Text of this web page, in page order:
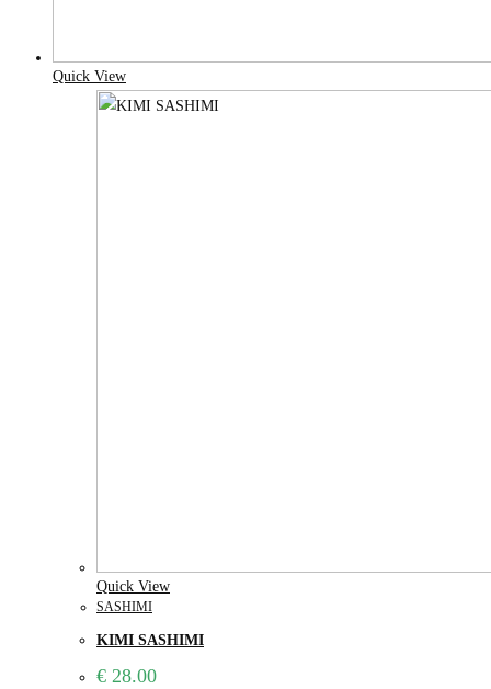
Quick View
Quick View
SASHIMI
KIMI SASHIMI
€ 28.00